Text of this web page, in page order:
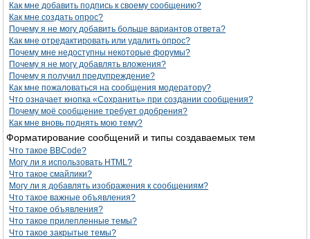
Как мне добавить подпись к своему сообщению?
Как мне создать опрос?
Почему я не могу добавить больше вариантов ответа?
Как мне отредактировать или удалить опрос?
Почему мне недоступны некоторые форумы?
Почему я не могу добавлять вложения?
Почему я получил предупреждение?
Как мне пожаловаться на сообщения модератору?
Что означает кнопка «Сохранить» при создании сообщения?
Почему моё сообщение требует одобрения?
Как мне вновь поднять мою тему?
Форматирование сообщений и типы создаваемых тем
Что такое BBCode?
Могу ли я использовать HTML?
Что такое смайлики?
Могу ли я добавлять изображения к сообщениям?
Что такое важные объявления?
Что такое объявления?
Что такое прилепленные темы?
Что такое закрытые темы?